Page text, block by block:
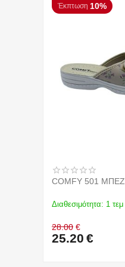
Έκπτωση 10%
COMFY 501 ΜΠΕΖ
Διαθεσιμότητα: 1 τεμ
28.00 €
25.20 €